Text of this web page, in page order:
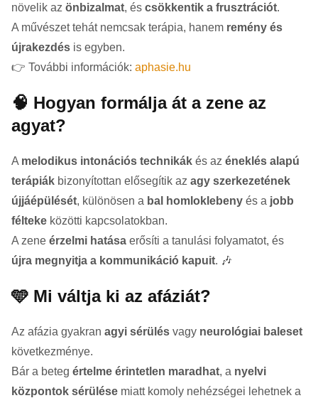
növelik az önbizalmat, és csökkentik a frusztrációt.
A művészet tehát nemcsak terápia, hanem remény és
újrakezdés is egyben.
👉 További információk: aphasie.hu
🧠 Hogyan formálja át a zene az
agyat?
A melodikus intonációs technikák és az éneklés alapú
terápiák bizonyítottan elősegítik az agy szerkezetének
újjáépülését, különösen a bal homloklebeny és a jobb
félteke közötti kapcsolatokban.
A zene érzelmi hatása erősíti a tanulási folyamatot, és
újra megnyitja a kommunikáció kapuit. 🎶
🩵 Mi váltja ki az afáziát?
Az afázia gyakran agyi sérülés vagy neurológiai baleset
következménye.
Bár a beteg értelme érintetlen maradhat, a nyelvi
központok sérülése miatt komoly nehézségei lehetnek a